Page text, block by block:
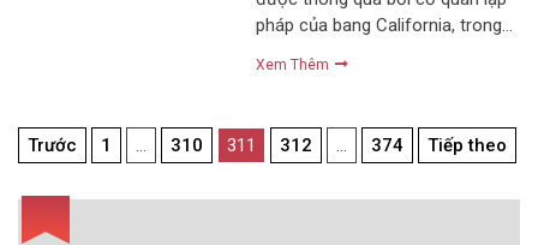
pháp của bang California, trong…
Xem Thêm
Điều
hướng
bài
viết
Trước 1 … 310 311 312 … 374 Tiếp theo